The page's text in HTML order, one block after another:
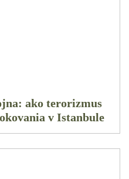
ako terorizmus
v Istanbule